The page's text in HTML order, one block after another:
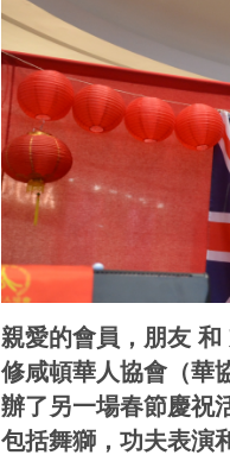
親愛的會員，朋友 和
修咸頓華人協會（華
辦了另一場春節慶祝
包括舞獅，功夫表演